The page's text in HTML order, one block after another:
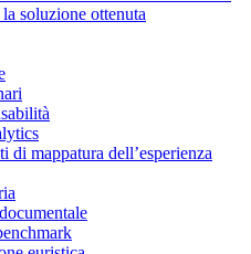
soluzione ottenuta
di mappatura dell’esperienza